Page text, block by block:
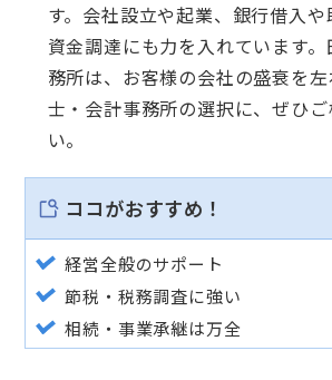
す。会社設立や起業、銀行借入
資金調達にも力を入れています
務所は、お客様の会社の盛衰を
士・会計事務所の選択に、ぜひ
い。
ココがおすすめ！
経営全般のサポート
節税・税務調査に強い
相続・事業承継は万全